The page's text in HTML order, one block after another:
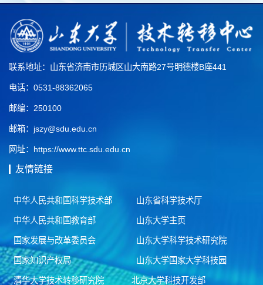
联系地址：山东省济南市历城区山大南路27号明德楼B座441
电话：0531-88362065
邮编：250100
邮箱：jszy@sdu.edu.cn
网址：https://www.ttc.sdu.edu.cn
友情链接
中华人民共和国科学技术部
中华人民共和国教育部
国家发展与改革委员会
国家知识产权局
山东省科学技术厅
山东大学主页
山东大学科学技术研究院
山东大学国家大学科技园
清华大学技术转移研究院 北京大学科技开发部